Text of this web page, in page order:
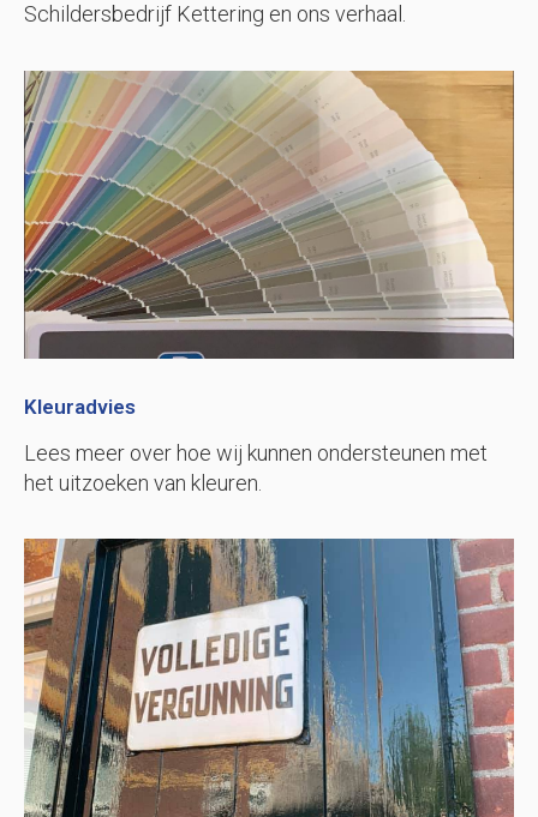
Schildersbedrijf Kettering en ons verhaal.
Kleuradvies
Lees meer over hoe wij kunnen ondersteunen met
het uitzoeken van kleuren.